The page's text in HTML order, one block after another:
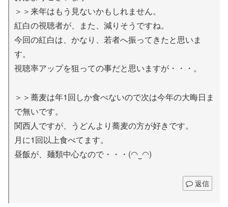
＞＞来年はもう見ないかもしれません。
紅白の視聴者が、また、減りそうですね。
今回の紅白は、かなり、若者へ振ってきたと思いま
す。
視聴率アップを狙っての事だと思いますが・・・。
＞＞蕎麦は年1回しか食べないので次は今年の大晦日ま
で無いです。
関西人ですが、うどんより蕎麦の方が好きです。
月に1回以上食べてます。
昼飯が、麺類中心なので・・・(◠‿◠)
返信